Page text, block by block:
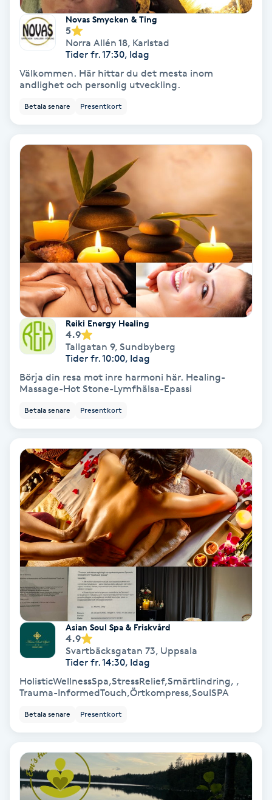
Hatha Yoga
Headspa
Healing
Herrklippning
HIFU
Hollywood Peel
Hot Stone Massage
Hot yoga
Hudföryngring
Huduppstramning
Hudvård
Hyaluronsyra
Hypnos
Hårborttagning
Hårbottenbehandling
Hårförlängning
Hårvård
Hälsa
Hälsprickor
IPL hårborttagning
Novas Smycken & Ting
5
Norra Allén 18, Karlstad
Tider fr. 17:30, Idag
Välkommen. Här hittar du det mesta inom
andlighet och personlig utveckling.
Betala senare Presentkort
Reiki Energy Healing
4.9
Tallgatan 9, Sundbyberg
Tider fr. 10:00, Idag
Börja din resa mot inre harmoni här. Healing-
Massage-Hot Stone-Lymfhälsa-Epassi
Betala senare Presentkort
Asian Soul Spa & Friskvård
4.9
Svartbäcksgatan 73, Uppsala
Tider fr. 14:30, Idag
HolisticWellnessSpa,StressRelief,Smärtlindring, ,
Trauma-InformedTouch,Örtkompress,SoulSPA
Betala senare Presentkort